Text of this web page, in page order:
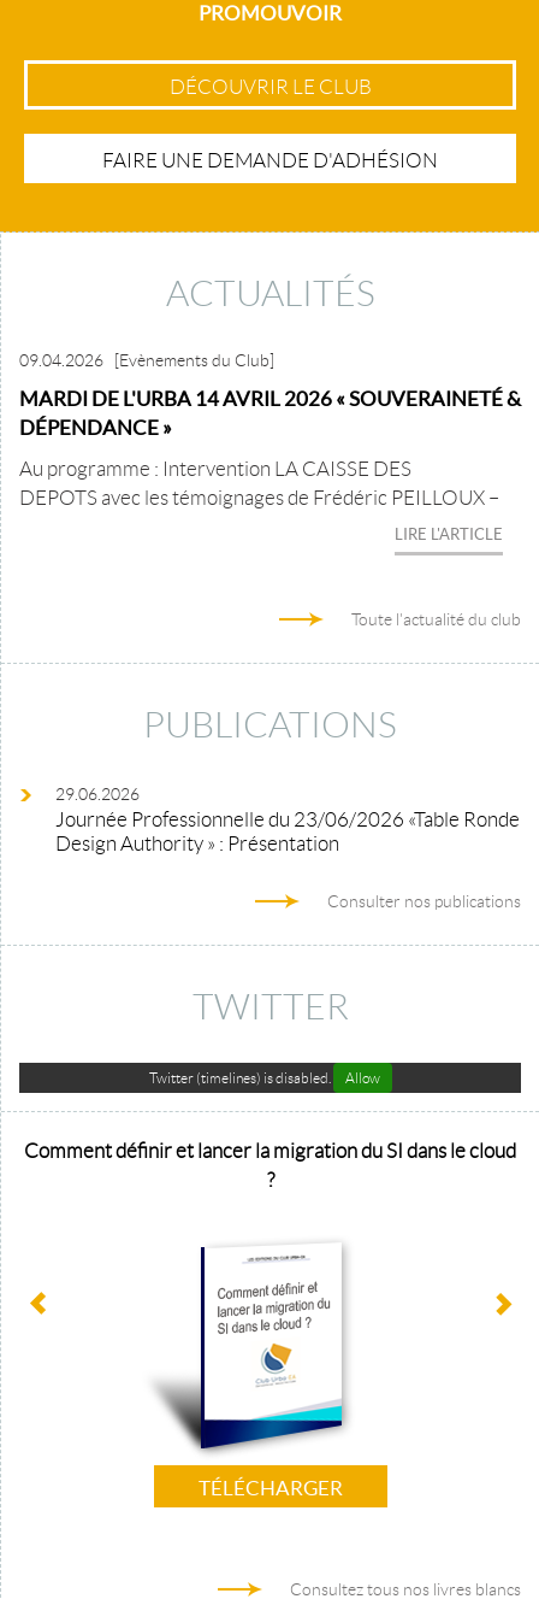
PROMOUVOIR
DÉCOUVRIR LE CLUB
FAIRE UNE DEMANDE D'ADHÉSION
ACTUALITÉS
09.04.2026 [Evènements du Club]
MARDI DE L'URBA 14 AVRIL 2026 « SOUVERAINETÉ &
DÉPENDANCE »
Au programme : Intervention LA CAISSE DES
DEPOTS avec les témoignages de Frédéric PEILLOUX –
LIRE L'ARTICLE
Toute l'actualité du club
PUBLICATIONS
29.06.2026
Journée Professionnelle du 23/06/2026 «Table Ronde
Design Authority » : Présentation
Consulter nos publications
TWITTER
Twitter (timelines) is disabled. Allow
Comment définir et lancer la migration du SI dans le cloud
?
TÉLÉCHARGER
Consultez tous nos livres blancs